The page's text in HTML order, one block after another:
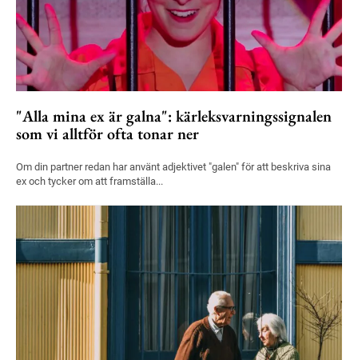
"Alla mina ex är galna": kärleksvarningssignalen
som vi alltför ofta tonar ner
Om din partner redan har använt adjektivet "galen" för att beskriva sina
ex och tycker om att framställa...